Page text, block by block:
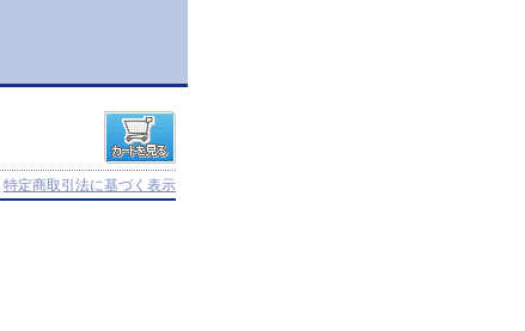
特定商取引法に基づく表示